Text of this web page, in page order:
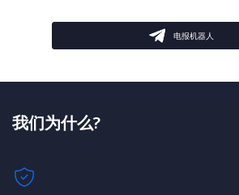
电报机器人
我们为什么?